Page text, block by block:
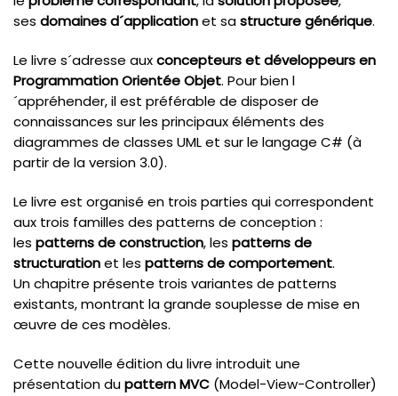
ses domaines d´applicationet sastructure générique.
Le livre s´adresse auxconcepteurs et développeurs en
Programmation Orientée Objet. Pour bien l
´appréhender, il est préférable de disposer de
connaissances sur les principaux éléments des
diagrammes de classes UML et sur le langage C# (à
partir de la version 3.0).
Le livre est organisé en trois parties qui correspondent
aux trois familles des patterns de conception :
les patterns de construction, les patterns de
structurationet les patterns de comportement.
Un chapitre présente trois variantes de patterns
existants, montrant la grande souplesse de mise en
œuvre de ces modèles.
Cette nouvelle édition du livre introduit une
présentation dupattern MVC (Model-View-Controller)